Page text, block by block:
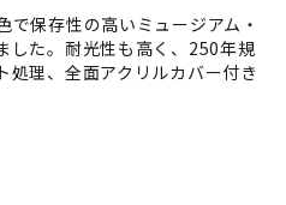
保存性の高いミュージアム・
した。耐光性も高く、250年規
処理、全面アクリルカバー付き